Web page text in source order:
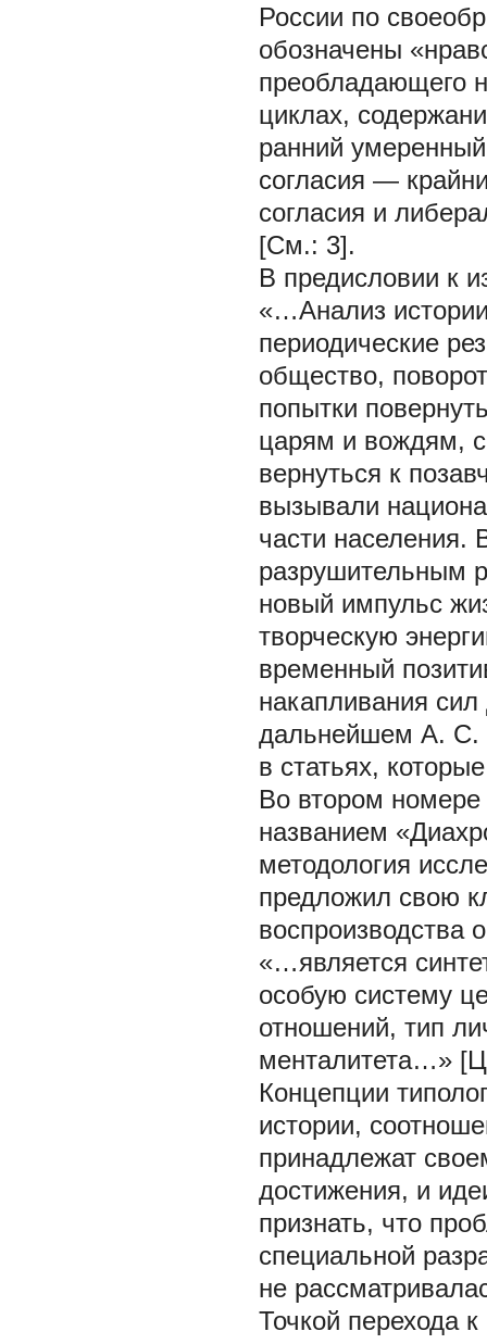
России по
обозначены
преобладающего
циклах,
ранний
согласия —
согласия и
[См.: 3].
В предисловии к
«…Анализ
периодические
общество,
попытки
царям и вождям,
вернуться к
вызывали
части населения.
разрушительным
новый импульс
творческую
временный
накапливания
дальнейшем А. С.
в статьях,
Во втором номере
названием
методология
предложил свою
воспроизводства
«…является
особую систему
отношений, тип
менталитета…»
Концепции
истории,
принадлежат
достижения, и
признать, что
специальной
не
Точкой перехода